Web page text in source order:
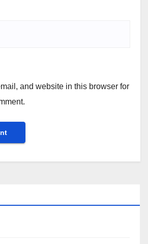
and website in this browser for